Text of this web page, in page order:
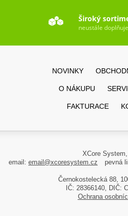
Široký
neustále
NOVINKY
O NÁKUPU
FAKTURACE
XCore
email: email@xcoresystem.cz pevná
Černokostelecká 88,
IČ: 28366140, DIČ:
Ochrana